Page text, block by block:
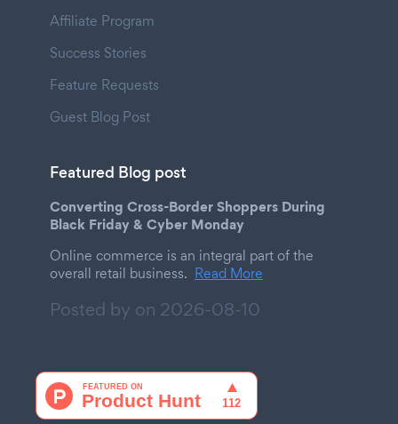
Affiliate Program
Success Stories
Feature Requests
Guest Blog Post
Featured Blog post
Converting Cross-Border Shoppers During
Black Friday & Cyber Monday
Online commerce is an integral part of the
overall retail business. Read More
Posted by on 2026-08-10